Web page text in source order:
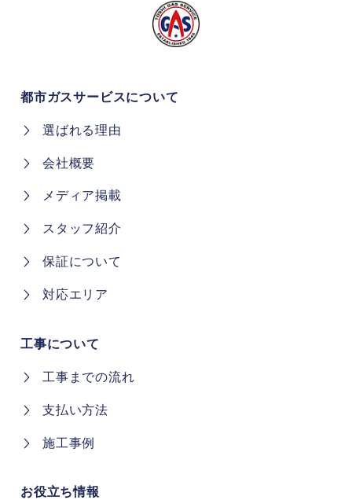
対応エリア
都市ガスサービスについて
選ばれる理由
会社概要
メディア掲載
スタッフ紹介
保証について
お役立ち情報
工事までの流れ
施工事例
支払い方法
工事について